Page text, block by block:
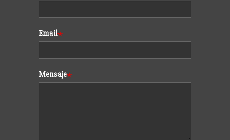
Email
Mensaje